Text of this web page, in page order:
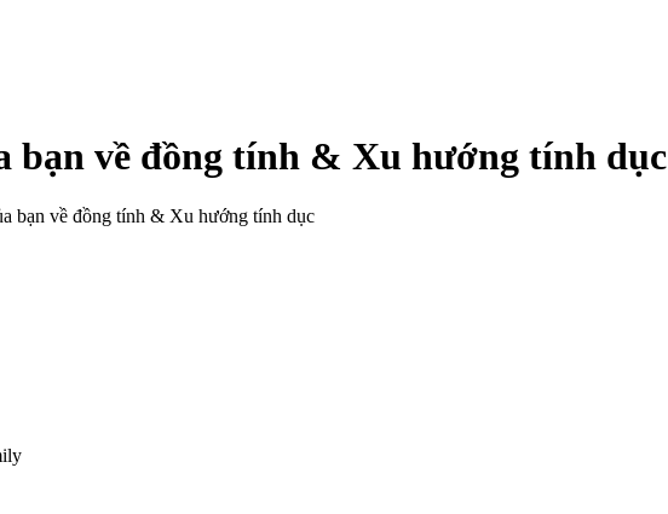
bạn về đồng tính & Xu hướng tính dục
bạn về đồng tính & Xu hướng tính dục